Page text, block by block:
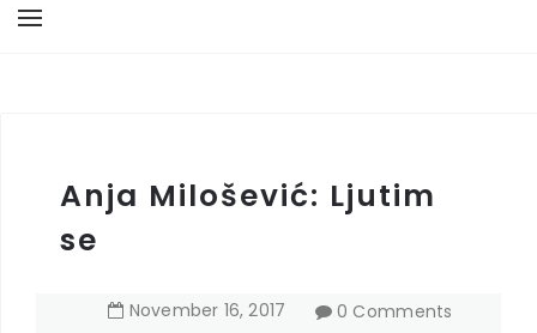
Anja Milošević: Ljutim
se
November 16,2017 0 Comments